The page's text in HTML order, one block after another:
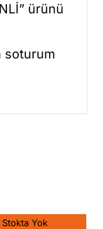
ürünü
soturum
Stokta Yok